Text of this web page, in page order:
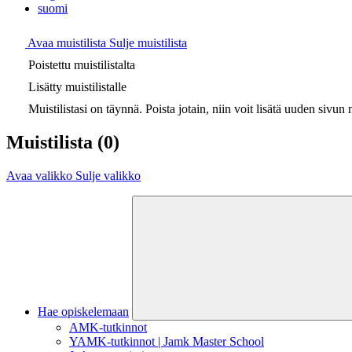
suomi
Avaa muistilista Sulje muistilista
Poistettu muistilistalta
Lisätty muistilistalle
Muistilistasi on täynnä. Poista jotain, niin voit lisätä uuden sivun
Muistilista (0)
Avaa valikko Sulje valikko
Hae opiskelemaan
AMK-tutkinnot
YAMK-tutkinnot | Jamk Master School